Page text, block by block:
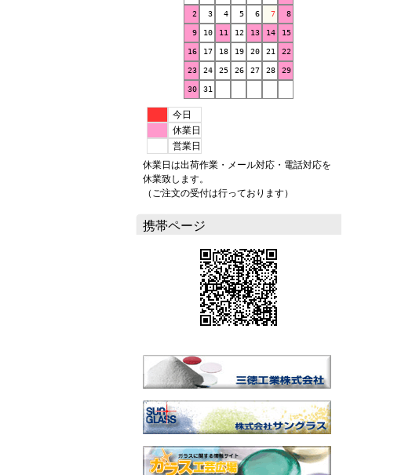
2 3 4 5 6 7 8
9 10 11 12 13 14 15
16 17 18 19 20 21 22
23 24 25 26 27 28 29
30 31
今日
休業日
営業日
休業日は出荷作業・メール対応・電話対応を
休業致します。
（ご注文の受付は行っております）
携帯ページ